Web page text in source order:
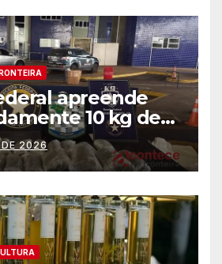
apreende
10 kg de
análoga ao
2026